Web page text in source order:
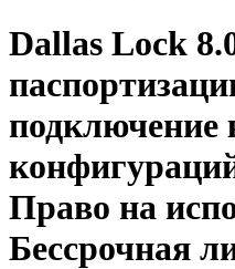
Dallas Lock
подключение
Право на
Бессрочная